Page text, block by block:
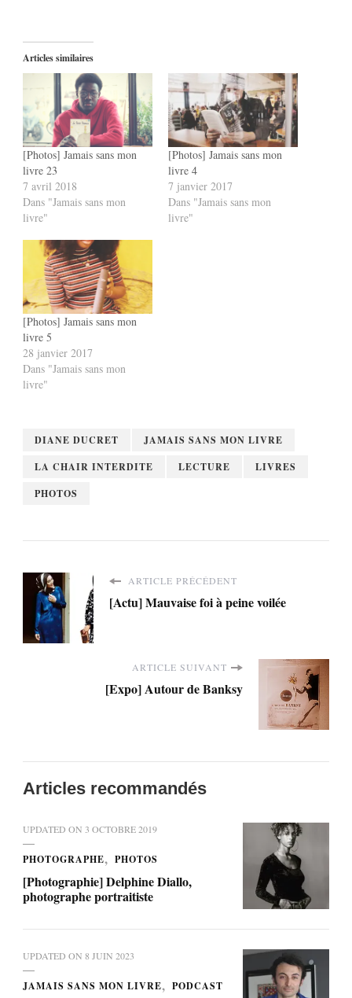
Articles similaires
[Photos] Jamais sans mon
livre 23
7 avril 2018
Dans "Jamais sans mon
livre"
[Photos] Jamais sans mon
livre 4
7 janvier 2017
Dans "Jamais sans mon
livre"
[Photos] Jamais sans mon
livre 5
28 janvier 2017
Dans "Jamais sans mon
livre"
DIANE DUCRET
JAMAIS SANS MON LIVRE
LA CHAIR INTERDITE
LECTURE
LIVRES
PHOTOS
ARTICLE PRÉCÉDENT
[Actu] Mauvaise foi à peine voilée
ARTICLE SUIVANT
[Expo] Autour de Banksy
Articles recommandés
UPDATED ON 3 OCTOBRE 2019
PHOTOGRAPHE PHOTOS
[Photographie] Delphine Diallo,
photographe portraitiste
UPDATED ON 8 JUIN 2023
JAMAIS SANS MON LIVRE PODCAST